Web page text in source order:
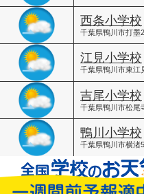
西条小学校
千葉県鴨川市打墨
江見小学校
千葉県鴨川市東江
吉尾小学校
千葉県鴨川市松尾
鴨川小学校
千葉県鴨川市横渚